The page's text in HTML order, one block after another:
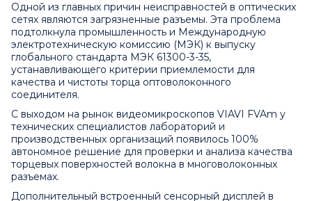
Одной из главных причин неисправностей в оптических
сетях являются загрязненные разъемы. Эта проблема
подтолкнула промышленность и Международную
электротехническую комиссию (МЭК) к выпуску
глобального стандарта МЭК 61300-3-35,
устанавливающего критерии приемлемости для
качества и чистоты торца оптоволоконного
соединителя.
С выходом на рынок видеомикроскопов VIAVI FVAm у
технических специалистов лабораторий и
производственных организаций появилось 100%
автономное решение для проверки и анализа качества
торцевых поверхностей волокна в многоволоконных
разъемах.
Дополнительный встроенный сенсорный дисплей в